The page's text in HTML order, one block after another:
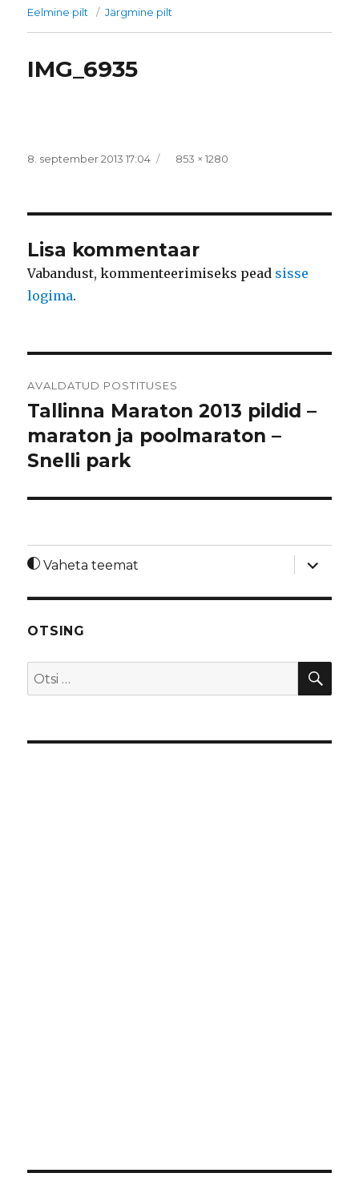
Eelmine pilt Järgmine pilt
IMG_6935
Postitatud
8. september 2013 17:04 Täissuurus
853 × 1280
Lisa kommentaar
Vabandust, kommenteerimiseks pead sisse
logima.
AVALDATUD POSTITUSES
Tallinna Maraton 2013 pildid –
maraton ja poolmaraton –
Snelli park
Vaheta teemat
laienda
OTSING
Otsi: